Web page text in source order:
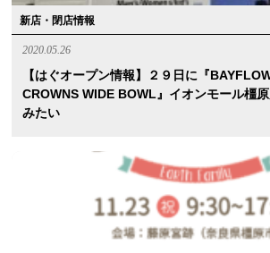
新店・閉店情報
2020.05.26
【はぐオープン情報】２９日に『
CROWNS WIDE BOWL』イオンモール橿
みたい